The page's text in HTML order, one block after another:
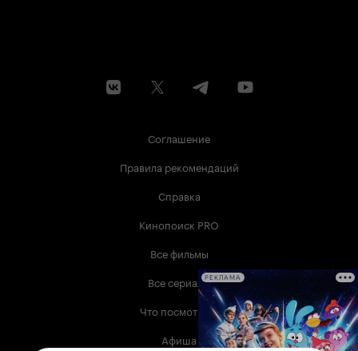
Соглашение
Правила рекомендаций
Справка
Кинопоиск PRO
Все фильмы
Все сериалы
Что посмотреть
Афиша
РЕКЛАМА